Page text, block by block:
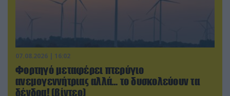
07.08.2026 | 16:02
Φορτηγό μεταφέρει πτερύγιο
ανεμογεννήτριας αλλά… το δυσκολεύουν τα
δένδρα! (βίντεο)